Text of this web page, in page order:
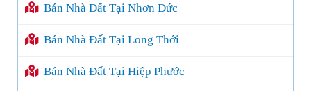
Bán Nhà Đất Tại Nhơn Đức
Bán Nhà Đất Tại Long Thới
Bán Nhà Đất Tại Hiệp Phước